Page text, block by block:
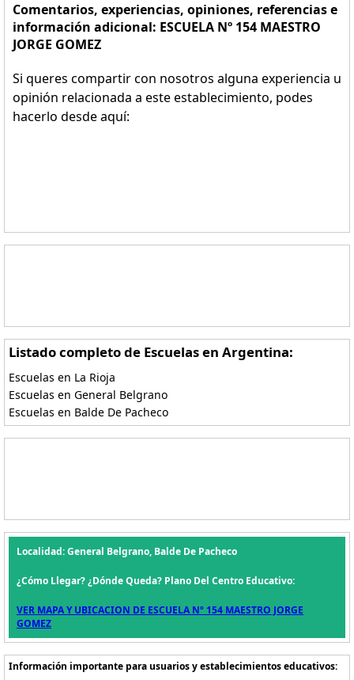
Comentarios, experiencias, opiniones, referencias e
información adicional: ESCUELA Nº 154 MAESTRO
JORGE GOMEZ
Si queres compartir con nosotros alguna experiencia u
opinión relacionada a este establecimiento, podes
hacerlo desde aquí:
Listado completo de Escuelas en Argentina:
Escuelas en La Rioja
Escuelas en General Belgrano
Escuelas en Balde De Pacheco
Localidad: General Belgrano, Balde De Pacheco
¿Cómo Llegar? ¿Dónde Queda? Plano Del Centro Educativo:
VER MAPA Y UBICACION DE ESCUELA Nº 154 MAESTRO JORGE
GOMEZ
Información importante para usuarios y establecimientos educativos: